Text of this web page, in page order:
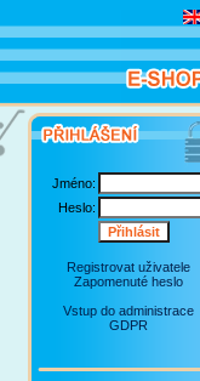
Jméno:
Heslo:
Registrovat uživatele
Zapomenuté heslo
Vstup do administrace
GDPR